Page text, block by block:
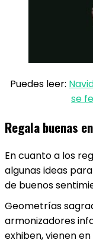
Puedes leer:
se
Regala buenas
En cuanto a los
algunas ideas
de buenos
Geometrías
armonizadores
exhiben, vienen